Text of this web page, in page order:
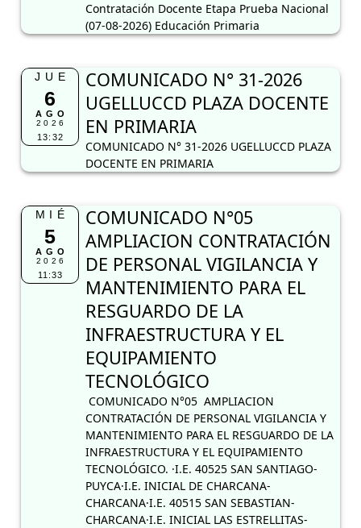
Contratación Docente Etapa Prueba Nacional
(07-08-2026) Educación Primaria
JUE
6
AGO
2026
13:32
COMUNICADO N° 31-2026
UGELLUCCD PLAZA DOCENTE
EN PRIMARIA
COMUNICADO N° 31-2026 UGELLUCCD PLAZA
DOCENTE EN PRIMARIA
MIÉ
5
AGO
2026
11:33
COMUNICADO N°05
AMPLIACION CONTRATACIÓN
DE PERSONAL VIGILANCIA Y
MANTENIMIENTO PARA EL
RESGUARDO DE LA
INFRAESTRUCTURA Y EL
EQUIPAMIENTO
TECNOLÓGICO
COMUNICADO N°05 AMPLIACION
CONTRATACIÓN DE PERSONAL VIGILANCIA Y
MANTENIMIENTO PARA EL RESGUARDO DE LA
INFRAESTRUCTURA Y EL EQUIPAMIENTO
TECNOLÓGICO. ·I.E. 40525 SAN SANTIAGO-
PUYCA·I.E. INICIAL DE CHARCANA-
CHARCANA·I.E. 40515 SAN SEBASTIAN-
CHARCANA·I.E. INICIAL LAS ESTRELLITAS-